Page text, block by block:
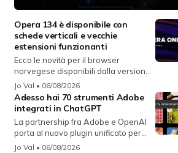
Opera 134 è disponibile con
schede verticali e vecchie
estensioni funzionanti
Ecco le novità per il browser
norvegese disponibili dalla versione
134...
Jo Val • 06/08/2026
Adesso hai 70 strumenti Adobe
integrati in ChatGPT
La partnership fra Adobe e OpenAI
porta al nuovo plugin unificato per...
Jo Val • 06/08/2026